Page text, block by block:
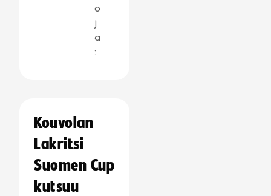
o
j
a
:
Kouvolan
Lakritsi
Suomen Cup
kutsuu